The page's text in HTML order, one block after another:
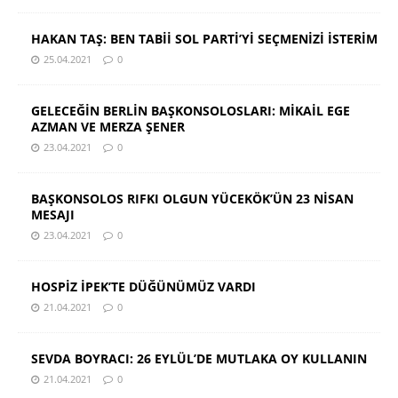
HAKAN TAŞ: BEN TABİİ SOL PARTİ’Yİ SEÇMENİZİ İSTERİM
25.04.2021 0
GELECEĞİN BERLİN BAŞKONSOLOSLARI: MİKAİL EGE
AZMAN VE MERZA ŞENER
23.04.2021 0
BAŞKONSOLOS RIFKI OLGUN YÜCEKÖK’ÜN 23 NİSAN
MESAJI
23.04.2021 0
HOSPİZ İPEK’TE DÜĞÜNÜMÜZ VARDI
21.04.2021 0
SEVDA BOYRACI: 26 EYLÜL’DE MUTLAKA OY KULLANIN
21.04.2021 0